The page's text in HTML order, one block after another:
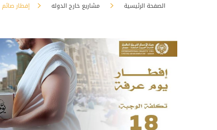
الصفحة الرئيسية ⁠مشاريع خارج الدوله إفطار